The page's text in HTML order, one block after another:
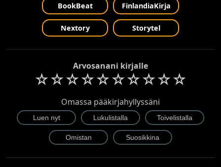
BookBeat FinlandiaKirja
Nextory Storytel
Arvosanani kirjalle
☆☆☆☆☆☆☆☆☆☆
Omassa pääkirjahyllyssäni